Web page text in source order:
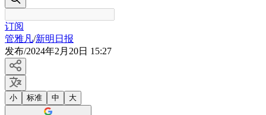
订阅
管雅凡/新明日报
发布/2024年2月20日 15:27
小 标准 中 大